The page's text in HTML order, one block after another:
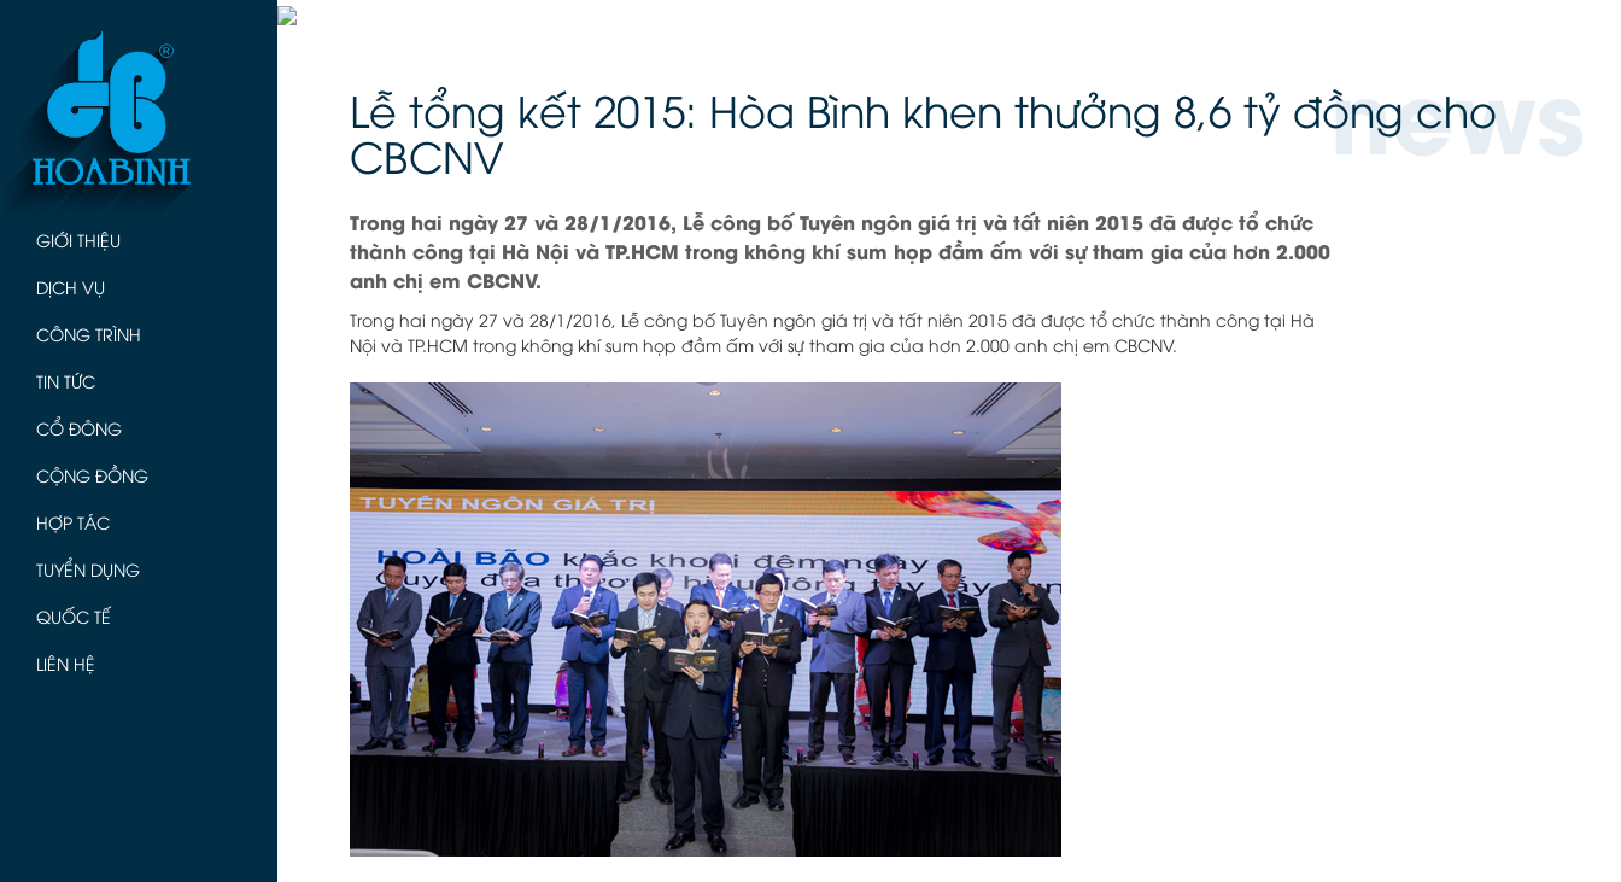
GIỚI THIỆU
DỊCH VỤ
CÔNG TRÌNH
TIN TỨC
CỔ ĐÔNG
CỘNG ĐỒNG
HỢP TÁC
TUYỂN DỤNG
QUỐC TẾ
LIÊN HỆ
Lễ tổng kết 2015: Hòa Bình khen thưởng 8,6 tỷ đồng cho
CBCNV news
Trong hai ngày 27 và 28/1/2016, Lễ công bố Tuyên ngôn giá trị và tất niên 2015 đã được tổ chức
thành công tại Hà Nội và TP.HCM trong không khí sum họp đầm ấm với sự tham gia của hơn 2.000
anh chị em CBCNV.
Trong hai ngày 27 và 28/1/2016, Lễ công bố Tuyên ngôn giá trị và tất niên 2015 đã được tổ chức thành công tại Hà
Nội và TP.HCM trong không khí sum họp đầm ấm với sự tham gia của hơn 2.000 anh chị em CBCNV.